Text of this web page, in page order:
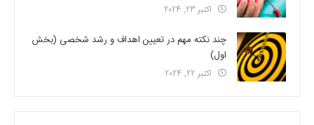
اکتبر 23, 2024
چند نکته مهم در تعیین اهداف و رشد شخصی (بخش
اول)
اکتبر 22, 2024